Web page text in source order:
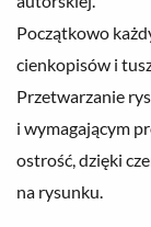
Początkowo
cienkopisów i
Przetwarzanie
i wymagającym
ostrość, dzięki
na rysunku.